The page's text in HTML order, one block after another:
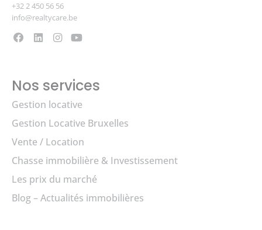
+32 2 450 56 56
info@realtycare.be
Nos services
Gestion locative
Gestion Locative Bruxelles
Vente / Location
Chasse immobilière & Investissement
Les prix du marché
Blog – Actualités immobilières